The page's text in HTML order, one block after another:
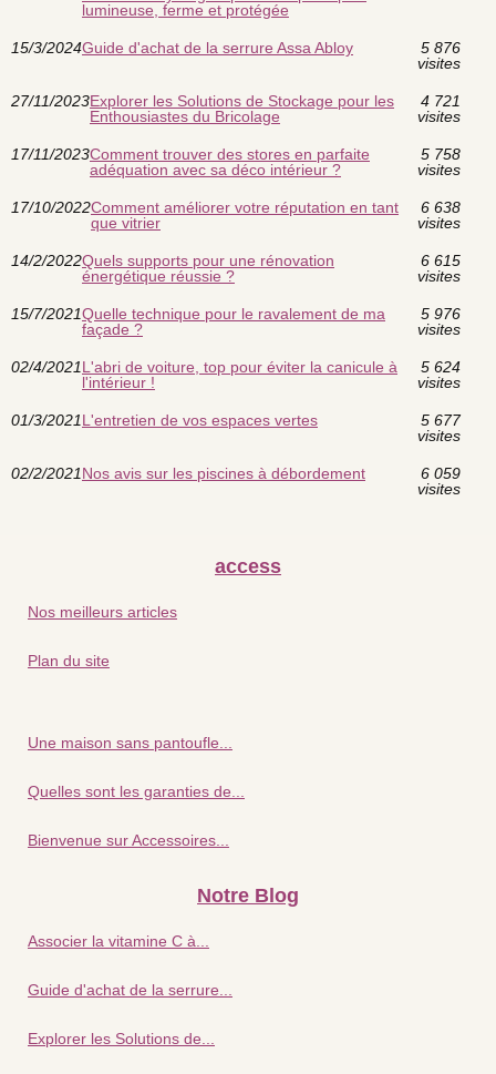
lumineuse, ferme et protégée
15/3/2024Guide d'achat de la serrure Assa Abloy
5 876
visites
27/11/2023Explorer les Solutions de Stockage pour les
Enthousiastes du Bricolage
4 721
visites
17/11/2023Comment trouver des stores en parfaite
adéquation avec sa déco intérieur ?
5 758
visites
17/10/2022Comment améliorer votre réputation en tant
que vitrier
6 638
visites
14/2/2022Quels supports pour une rénovation
énergétique réussie ?
6 615
visites
15/7/2021Quelle technique pour le ravalement de ma
façade ?
5 976
visites
02/4/2021L'abri de voiture, top pour éviter la canicule à
l'intérieur !
5 624
visites
01/3/2021L'entretien de vos espaces vertes
5 677
visites
02/2/2021Nos avis sur les piscines à débordement
6 059
visites
access
Nos meilleurs articles
Plan du site
Une maison sans pantoufle...
Quelles sont les garanties de...
Bienvenue sur Accessoires...
Notre Blog
Associer la vitamine C à...
Guide d'achat de la serrure...
Explorer les Solutions de...